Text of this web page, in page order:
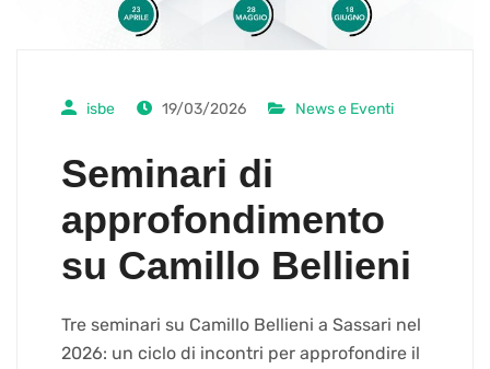
isbe 19/03/2026 News e Eventi
Seminari di
approfondimento
su Camillo Bellieni
Tre seminari su Camillo Bellieni a Sassari nel
2026: un ciclo di incontri per approfondire il